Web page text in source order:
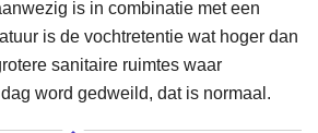
is in combinatie met een
is de vochtretentie wat hoger dan
sanitaire ruimtes waar
word gedweild, dat is normaal.